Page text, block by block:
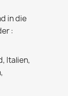
in die
:
Italien,